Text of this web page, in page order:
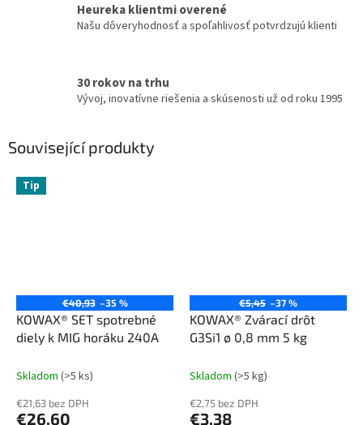
Heureka klientmi overené
Našu dôveryhodnosť a spoľahlivosť potvrdzujú klienti
30 rokov na trhu
Vývoj, inovatívne riešenia a skúsenosti už od roku 1995
Související produkty
Tip
€40,93 –35 %
KOWAX® SET spotrebné
diely k MIG horáku 240A
Skladom (>5 ks)
€21,63 bez DPH
€26,60
€5,45 –37 %
KOWAX® Zvárací drôt
G3Si1 ø 0,8 mm 5 kg
Skladom (>5 kg)
€2,75 bez DPH
€3,38